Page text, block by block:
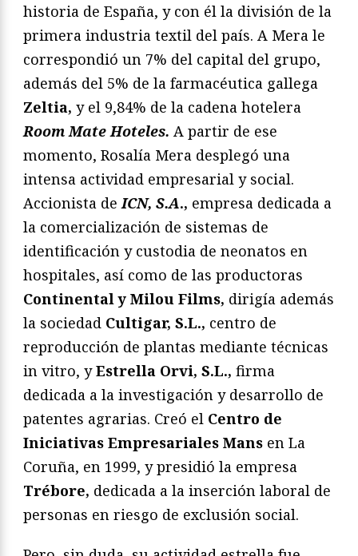
historia de España, y con él la división de la
primera industria textil del país. A Mera le
correspondió un 7% del capital del grupo,
además del 5% de la farmacéutica gallega
Zeltia, y el 9,84% de la cadena hotelera
Room Mate Hoteles. A partir de ese
momento, Rosalía Mera desplegó una
intensa actividad empresarial y social.
Accionista de ICN, S.A., empresa dedicada a
la comercialización de sistemas de
identificación y custodia de neonatos en
hospitales, así como de las productoras
Continental y Milou Films, dirigía además
la sociedad Cultigar, S.L., centro de
reproducción de plantas mediante técnicas
in vitro, yEstrella Orvi, S.L., firma
dedicada a la investigación y desarrollo de
patentes agrarias. Creó el Centro de
Iniciativas Empresariales Mans en La
Coruña, en 1999, y presidió la empresa
Trébore, dedicada a la inserción laboral de
personas en riesgo de exclusión social.